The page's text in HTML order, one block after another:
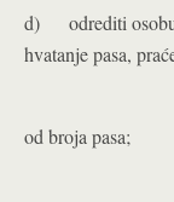
d) odrediti osobu
hvatanje pasa,
e) proširiti
od broja pasa;
f) svake